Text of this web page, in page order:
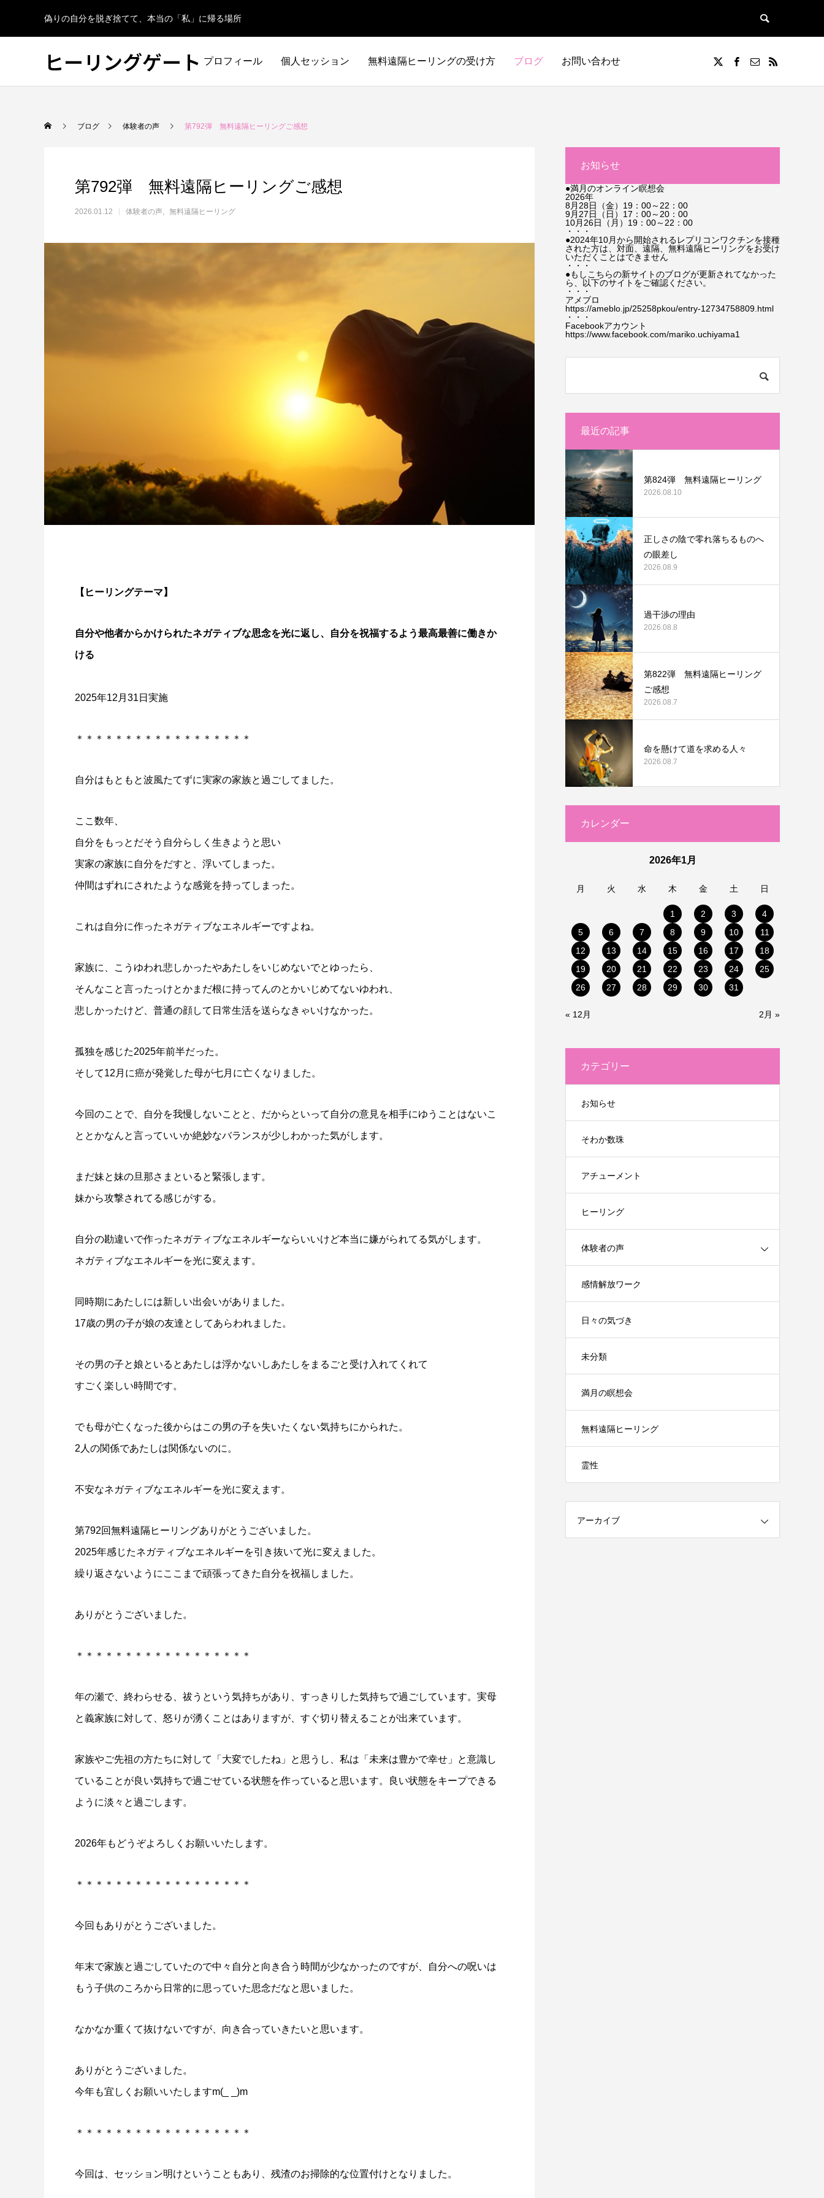
偽りの自分を脱ぎ捨てて、本当の「私」に帰る場所
ヒーリングゲート プロフィール 個人セッション 無料遠隔ヒーリングの受け方 ブログ お問い合わせ
ブログ 体験者の声 第792弾 無料遠隔ヒーリングご感想
第792弾 無料遠隔ヒーリングご感想
2026.01.12 体験者の声 無料遠隔ヒーリング
【ヒーリングテーマ】
自分や他者からかけられたネガティブな思念を光に返し、自分を祝福するよう最高最善に働きか
ける
2025年12月31日実施
＊＊＊＊＊＊＊＊＊＊＊＊＊＊＊＊＊＊
自分はもともと波風たてずに実家の家族と過ごしてました。
ここ数年、
自分をもっとだそう自分らしく生きようと思い
実家の家族に自分をだすと、浮いてしまった。
仲間はずれにされたような感覚を持ってしまった。
これは自分に作ったネガティブなエネルギーですよね。
家族に、こうゆわれ悲しかったやあたしをいじめないでとゆったら、
そんなこと言ったっけとかまだ根に持ってんのとかいじめてないゆわれ、
悲しかったけど、普通の顔して日常生活を送らなきゃいけなかった。
孤独を感じた2025年前半だった。
そして12月に癌が発覚した母が七月に亡くなりました。
今回のことで、自分を我慢しないことと、だからといって自分の意見を相手にゆうことはないこ
ととかなんと言っていいか絶妙なバランスが少しわかった気がします。
まだ妹と妹の旦那さまといると緊張します。
妹から攻撃されてる感じがする。
自分の勘違いで作ったネガティブなエネルギーならいいけど本当に嫌がられてる気がします。
ネガティブなエネルギーを光に変えます。
同時期にあたしには新しい出会いがありました。
17歳の男の子が娘の友達としてあらわれました。
その男の子と娘といるとあたしは浮かないしあたしをまるごと受け入れてくれて
すごく楽しい時間です。
でも母が亡くなった後からはこの男の子を失いたくない気持ちにかられた。
2人の関係であたしは関係ないのに。
不安なネガティブなエネルギーを光に変えます。
第792回無料遠隔ヒーリングありがとうございました。
2025年感じたネガティブなエネルギーを引き抜いて光に変えました。
繰り返さないようにここまで頑張ってきた自分を祝福しました。
ありがとうございました。
＊＊＊＊＊＊＊＊＊＊＊＊＊＊＊＊＊＊
年の瀬で、終わらせる、祓うという気持ちがあり、すっきりした気持ちで過ごしています。実母
と義家族に対して、怒りが湧くことはありますが、すぐ切り替えることが出来ています。
家族やご先祖の方たちに対して「大変でしたね」と思うし、私は「未来は豊かで幸せ」と意識し
ていることが良い気持ちで過ごせている状態を作っていると思います。良い状態をキープできる
ように淡々と過ごします。
2026年もどうぞよろしくお願いいたします。
＊＊＊＊＊＊＊＊＊＊＊＊＊＊＊＊＊＊
今回もありがとうございました。
年末で家族と過ごしていたので中々自分と向き合う時間が少なかったのですが、自分への呪いは
もう子供のころから日常的に思っていた思念だなと思いました。
なかなか重くて抜けないですが、向き合っていきたいと思います。
ありがとうございました。
今年も宜しくお願いいたしますm(_ _)m
＊＊＊＊＊＊＊＊＊＊＊＊＊＊＊＊＊＊
今回は、セッション明けということもあり、残渣のお掃除的な位置付けとなりました。
お知らせ
●満月のオンライン瞑想会
2026年
8月28日（金）19：00～22：00
9月27日（日）17：00～20：00
10月26日（月）19：00～22：00
・・・
●2024年10月から開始されるレプリコンワクチンを接種
された方は、対面、遠隔、無料遠隔ヒーリングをお受け
いただくことはできません
・・・
●もしこちらの新サイトのブログが更新されてなかった
ら、以下のサイトをご確認ください。
・・・
アメブロ
https://ameblo.jp/25258pkou/entry-12734758809.html
・・・
Facebookアカウント
https://www.facebook.com/mariko.uchiyama1
最近の記事
第824弾 無料遠隔ヒーリング
2026.08.10
正しさの陰で零れ落ちるものへ
の眼差し
2026.08.9
過干渉の理由
2026.08.8
第822弾 無料遠隔ヒーリング
ご感想
2026.08.7
命を懸けて道を求める人々
2026.08.7
カレンダー
2026年1月
月 火 水 木 金 土 日
1 2 3
4
5
6 7 8 9 10
11
12
13 14 15 16 17
18
19
20 21 22 23 24
25
26
27 28 29 30 31
« 12月 2月 »
カテゴリー
お知らせ
そわか数珠
アチューメント
ヒーリング
体験者の声
感情解放ワーク
日々の気づき
未分類
満月の瞑想会
無料遠隔ヒーリング
霊性
アーカイブ